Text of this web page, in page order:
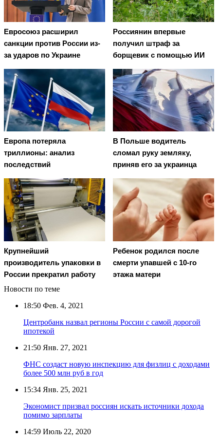
Евросоюз расширил
санкции против России из-
за ударов по Украине
Россиянин впервые
получил штраф за
борщевик с помощью ИИ
Европа потеряла
триллионы: анализ
последствий
В Польше водитель
сломал руку земляку,
приняв его за украинца
Крупнейший
производитель упаковки в
России прекратил работу
Ребенок родился после
смерти упавшей с 10-го
этажа матери
Новости по теме
18:50 Фев. 4, 2021
Центробанк назвал регионы России с самой дорогой
ипотекой
21:50 Янв. 27, 2021
ФНС создаст новую инспекцию для физлиц с доходами
более 500 млн руб в год
15:34 Янв. 25, 2021
Экономист призвал россиян искать источники дохода
помимо зарплаты
14:59 Июль 22, 2020